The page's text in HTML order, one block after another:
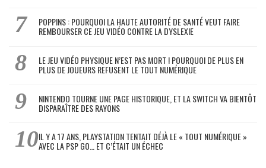
POPPINS : POURQUOI LA HAUTE AUTORITÉ DE SANTÉ VEUT FAIRE
REMBOURSER CE JEU VIDÉO CONTRE LA DYSLEXIE
LE JEU VIDÉO PHYSIQUE N’EST PAS MORT ! POURQUOI DE PLUS EN
PLUS DE JOUEURS REFUSENT LE TOUT NUMÉRIQUE
NINTENDO TOURNE UNE PAGE HISTORIQUE, ET LA SWITCH VA BIENTÔT
DISPARAÎTRE DES RAYONS
IL Y A 17 ANS, PLAYSTATION TENTAIT DÉJÀ LE « TOUT NUMÉRIQUE »
AVEC LA PSP GO… ET C’ÉTAIT UN ÉCHEC